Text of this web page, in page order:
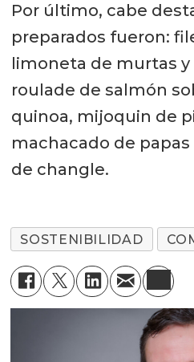
Por último, cabe
preparados fueron:
limoneta de murtas y
roulade de salmón
quinoa, mijoquin de
machacado de
de changle.
SOSTENIBILIDAD